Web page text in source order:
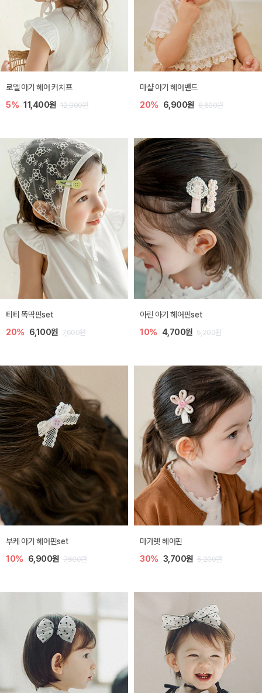
로엘 아기 헤어 커치프
5% 11,400원 12,000원
마샬 아기 헤어밴드
20% 6,900원 8,600원
티티 똑딱핀set
20% 6,100원 7,600원
아린 아기 헤어핀set
10% 4,700원 5,200원
부케 아기 헤어핀set
10% 6,900원 7,600원
마가렛 헤어핀
30% 3,700원 5,200원